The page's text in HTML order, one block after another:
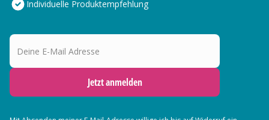
Individuelle Produktempfehlung
Deine E-Mail Adresse
Jetzt anmelden